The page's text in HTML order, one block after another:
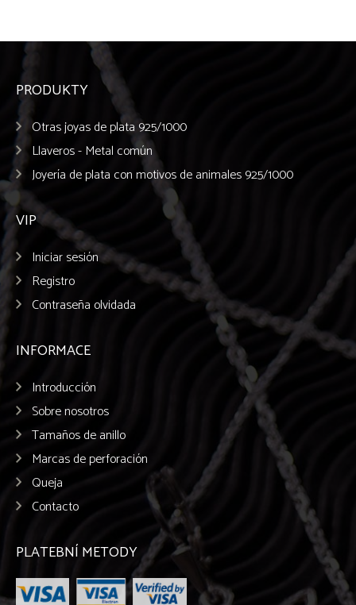
PRODUKTY
Otras joyas de plata 925/1000
Llaveros - Metal común
Joyería de plata con motivos de animales 925/1000
VIP
Iniciar sesión
Registro
Contraseña olvidada
INFORMACE
Introducción
Sobre nosotros
Tamaños de anillo
Marcas de perforación
Queja
Contacto
PLATEBNÍ METODY